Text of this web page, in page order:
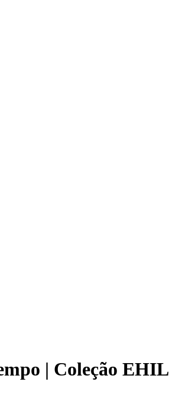
| Coleção